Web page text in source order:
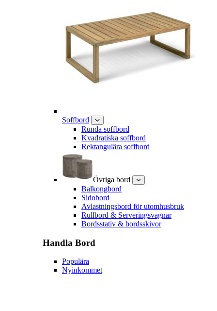
Soffbord
Runda soffbord
Kvadratiska soffbord
Rektangulära soffbord
Övriga bord
Balkongbord
Sidobord
Avlastningsbord för utomhusbruk
Rullbord & Serveringsvagnar
Bordsstativ & bordsskivor
Handla Bord
Populära
Nyinkommet